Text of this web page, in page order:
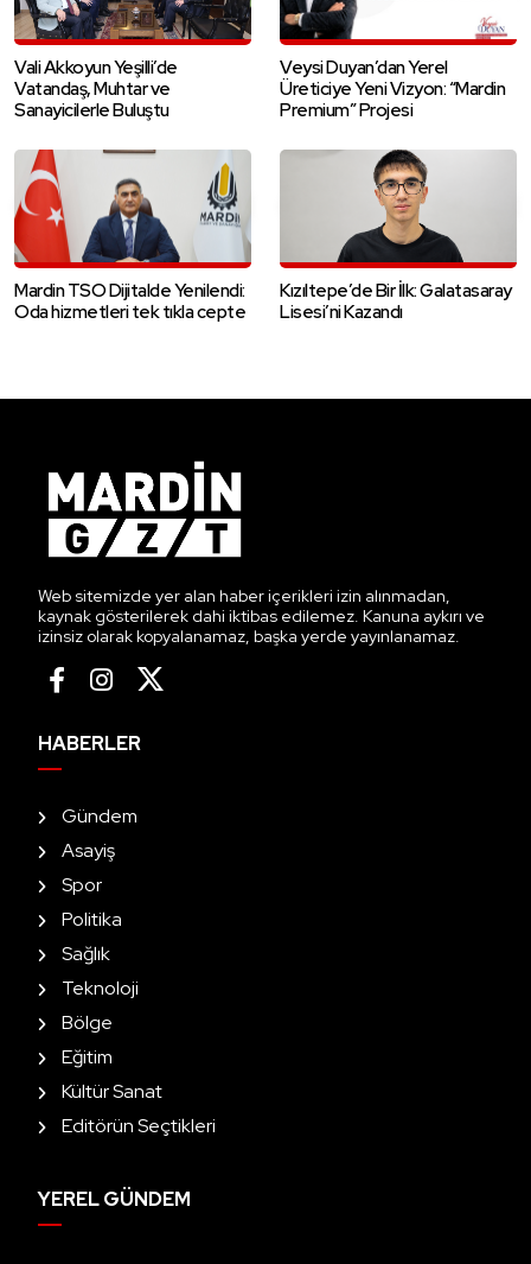
Vali Akkoyun Yeşilli’de
Vatandaş, Muhtar ve
Sanayicilerle Buluştu
Veysi Duyan’dan Yerel
Üreticiye Yeni Vizyon: “Mardin
Premium” Projesi
Mardin TSO Dijitalde Yenilendi:
Oda hizmetleri tek tıkla cepte
Kızıltepe’de Bir İlk: Galatasaray
Lisesi’ni Kazandı
Web sitemizde yer alan haber içerikleri izin alınmadan,
kaynak gösterilerek dahi iktibas edilemez. Kanuna aykırı ve
izinsiz olarak kopyalanamaz, başka yerde yayınlanamaz.
HABERLER
Gündem
Asayiş
Spor
Politika
Sağlık
Teknoloji
Bölge
Eğitim
Kültür Sanat
Editörün Seçtikleri
YEREL GÜNDEM